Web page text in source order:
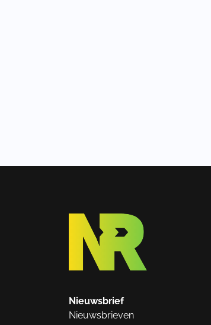
Nieuwsbrief
Nieuwsbrieven